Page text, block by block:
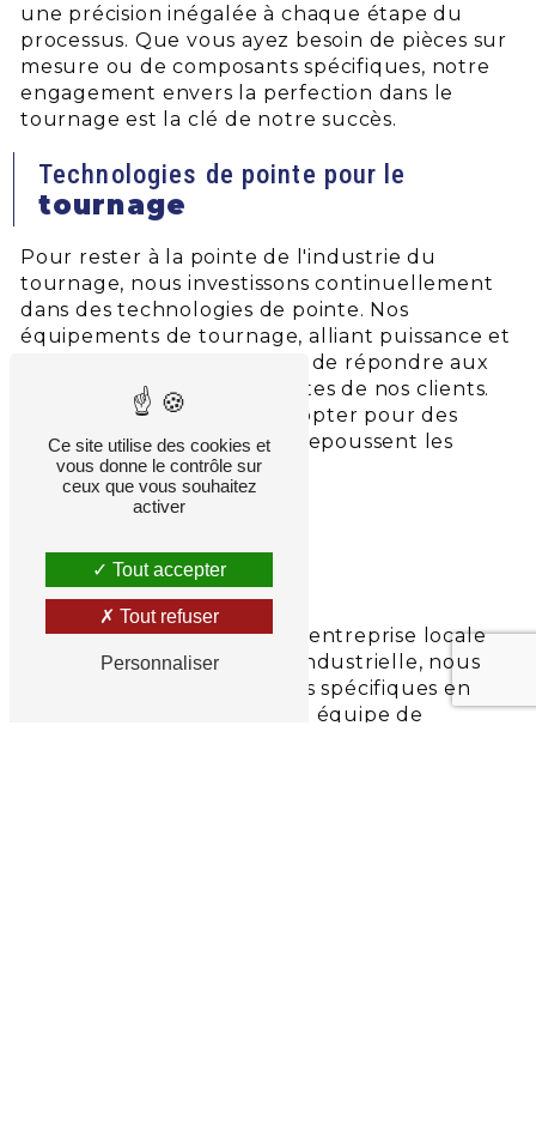
une précision inégalée à chaque étape du
processus. Que vous ayez besoin de pièces sur
mesure ou de composants spécifiques, notre
engagement envers la perfection dans le
tournage est la clé de notre succès.
Technologies de pointe pour le
tournage
Pour rester à la pointe de l'industrie du
tournage, nous investissons continuellement
dans des technologies de pointe. Nos
équipements de tournage, alliant puissance et
précision, nous permettent de répondre aux
demandes les plus exigeantes de nos clients.
Choisir SEE Vignau signifie opter pour des
solutions de tournage qui repoussent les
limites de la performance.
Nos services
tournage personnalisé
Que vous soyez une petite entreprise locale
ou une grande entreprise industrielle, nous
nous adaptons à vos besoins spécifiques en
matière de tournage. Notre équipe de
Ce site utilise des cookies et
vous donne le contrôle sur
ceux que vous souhaitez
activer
Tout accepter
Tout refuser
Personnaliser